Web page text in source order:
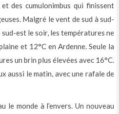
des cumulonimbus qui finissent
Malgré le vent de sud à sud-
est le soir, les températures ne
et 12°C en Ardenne. Seule la
un brin plus élevées avec 16°C.
aussi le matin, avec une rafale de
le monde à l’envers. Un nouveau